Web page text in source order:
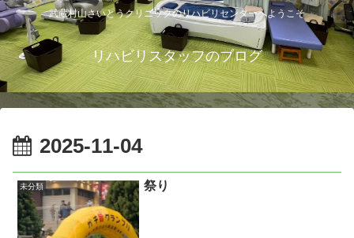
武蔵村山さいとうクリニックのリハビリセンターへようこそ
リハビリスタッフのブログ
2025-11-04
未分類 祭り